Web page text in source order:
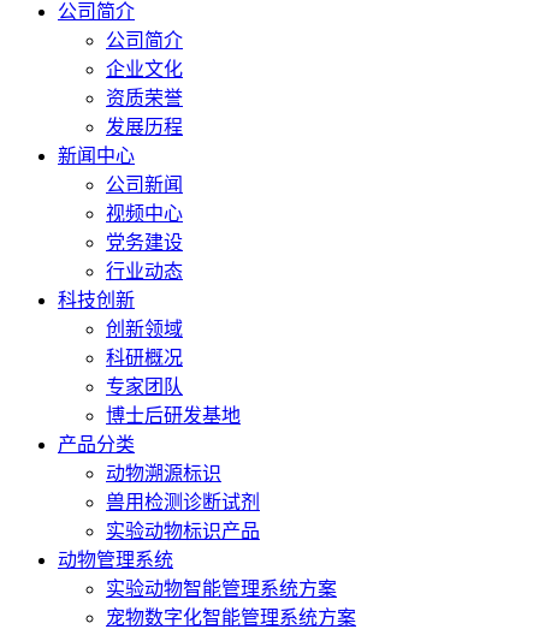
公司简介
公司简介
企业文化
资质荣誉
发展历程
新闻中心
公司新闻
视频中心
党务建设
行业动态
科技创新
创新领域
科研概况
专家团队
博士后研发基地
产品分类
动物溯源标识
兽用检测诊断试剂
实验动物标识产品
动物管理系统
实验动物智能管理系统方案
宠物数字化智能管理系统方案